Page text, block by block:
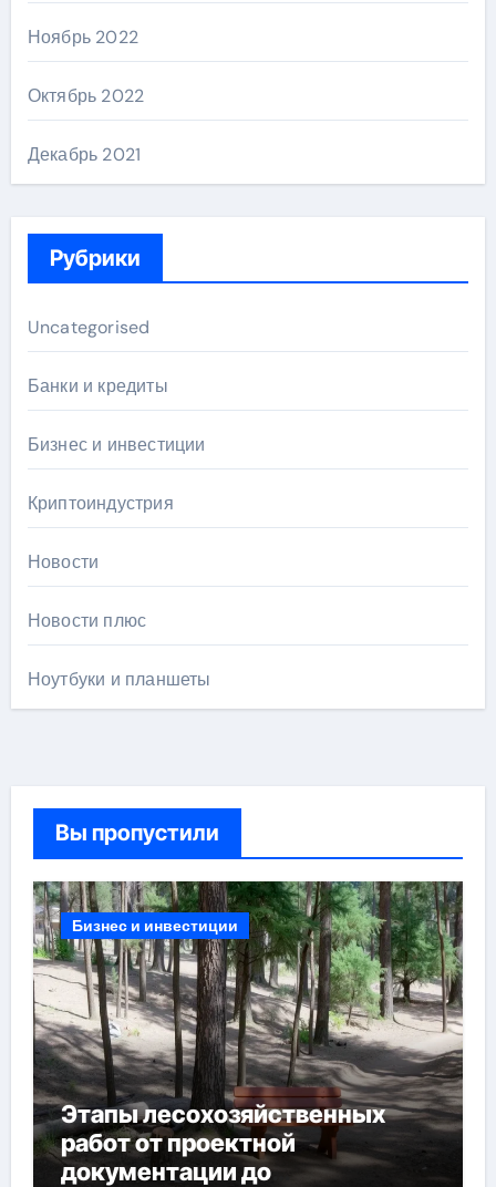
Ноябрь 2022
Октябрь 2022
Декабрь 2021
Рубрики
Uncategorised
Банки и кредиты
Бизнес и инвестиции
Криптоиндустрия
Новости
Новости плюс
Ноутбуки и планшеты
Вы пропустили
Бизнес и инвестиции
Этапы лесохозяйственных
работ от проектной
документации до